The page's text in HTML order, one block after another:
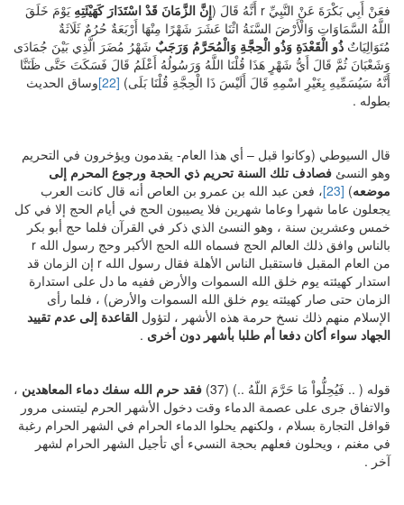
فعَنْ أَبِي بَكْرَةَ عَنْ النَّبِيِّ r أَنَّهُ قَالَ ( إِنَّ الزَّمَانَ قَدْ اسْتَدَارَ كَهَيْئَتِهِ يَوْمَ خَلَقَ
اللَّهُ السَّمَاوَاتِ وَالْأَرْضَ السَّنَةُ اثْنَا عَشَرَ شَهْرًا مِنْهَا أَرْبَعَةٌ حُرُمٌ ثَلَاثَةٌ
مُتَوَالِيَاتٌ ذُو الْقَعْدَةِ وَذُو الْحِجَّةِ وَالْمُحَرَّمُ وَرَجَبٌ شَهْرُ مُضَرَ الَّذِي بَيْنَ جُمَادَى
وَشَعْبَانَ ثُمَّ قَالَ أَيُّ شَهْرٍ هَذَا قُلْنَا اللَّهُ وَرَسُولُهُ أَعْلَمُ قَالَ فَسَكَتَ حَتَّى ظَنَنَّا
أَنَّهُ سَيُسَمِّيهِ بِغَيْرِ اسْمِهِ قَالَ أَلَيْسَ ذَا الْحِجَّةِ قُلْنَا بَلَى) [22]
وساق الحديث
بطوله .
قال السيوطي (وكانوا قبل – أي هذا العام- يقدمون ويؤخرون في التحريم
وهو النسئ فصادف تلك السنة تحريم ذي الحجة ورجوع المحرم إلى
موضعه)
[23]
، فعن عبد الله بن عمرو بن العاص أنه قال كانت العرب
يجعلون عاما شهرا وعاما شهرين فلا يصيبون الحج في أيام الحج إلا في كل
خمس وعشرين سنة ، وهو النسئ الذي ذكر في القرآن فلما حج أبو بكر
بالناس وافق ذلك العالم الحج فسماه الله الحج الأكبر وحج رسول الله r
من العام المقبل فاستقبل الناس الأهلة فقال رسول الله r إن الزمان قد
استدار كهيئته يوم خلق الله السموات والأرض ففيه ما دل على استدارة
الزمان حتى صار كهيئته يوم خلق الله السموات والأرض) ، فلما رأى
الإسلام منهم ذلك نسخ حرمة هذه الأشهر ، لتؤول القاعدة إلى عدم تقييد
الجهاد سواء أكان دفعا أم طلبا بأشهر دون أخرى .
قوله ( .. فَيُحِلُّواْ مَا حَرَّمَ اللّهُ ..) (37) فقد حرم الله سفك دماء المعاهدين ،
والاتفاق جرى على عصمة الدماء وقت دخول الأشهر الحرم ليتسنى مرور
قوافل التجارة بسلام ، ولكنهم يحلوا الدماء الحرام في الشهر الحرام رغبة
في مغنم ، ويحلون فعلهم بحجة النسيء أي تأجيل الشهر الحرام لشهر
آخر .